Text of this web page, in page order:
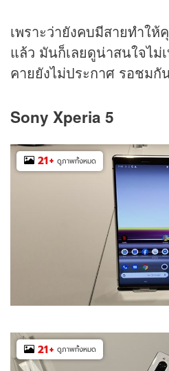
เพราะว่ายังคบมีสายทำให้
แล้ว มันก็เลยดูน่าสนใจไม่
คายยังไม่ประกาศ รอชมกั
Sony Xperia 5
21+ ดูภาพทั้งหมด
21+ ดูภาพทั้งหมด